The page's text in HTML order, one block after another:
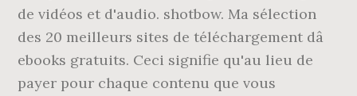
de vidéos et d'audio. shotbow. Ma sélection
des 20 meilleurs sites de téléchargement dâ
ebooks gratuits. Ceci signifie qu'au lieu de
payer pour chaque contenu que vous